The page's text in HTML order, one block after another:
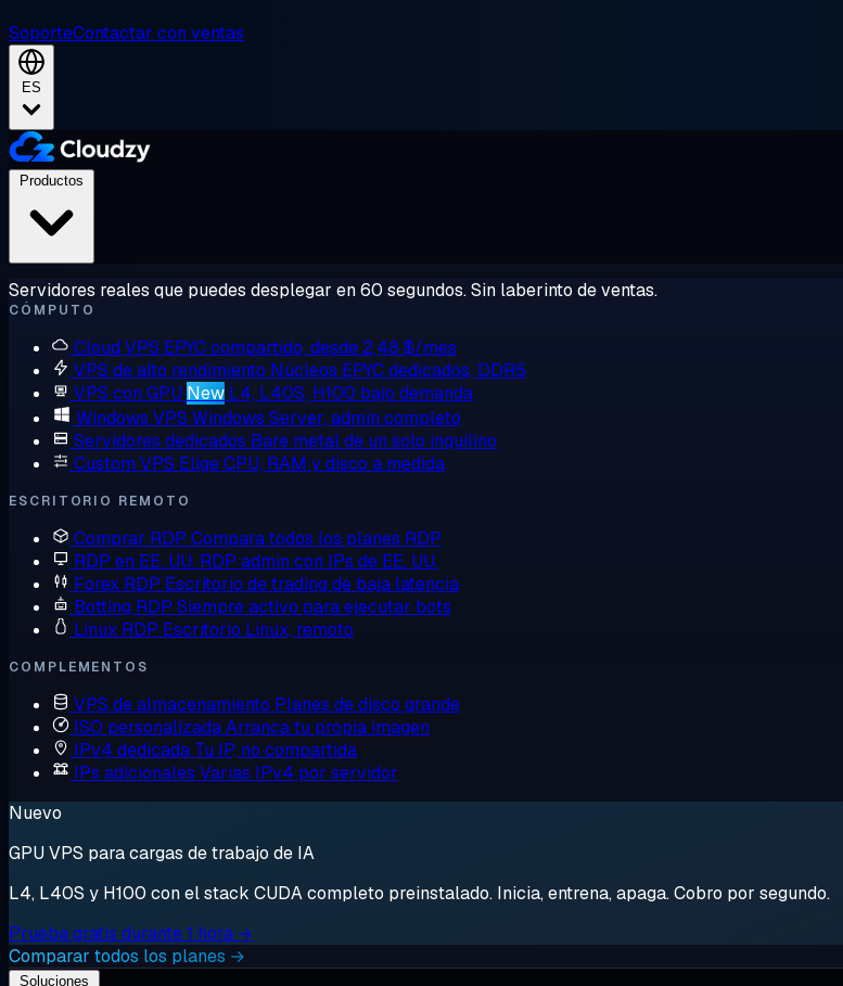
SoporteContactar con ventas
ES
Servidores reales que puedes desplegar en 60 segundos. Sin laberinto de ventas.
CÓMPUTO
Cloud VPS EPYC compartido, desde 2,48 $/mes
VPS de alto rendimiento Núcleos EPYC dedicados, DDR5
VPS con GPU New L4, L40S, H100 bajo demanda
Windows VPS Windows Server, admin completo
Servidores dedicados Bare metal de un solo inquilino
Custom VPS Elige CPU, RAM y disco a medida
ESCRITORIO REMOTO
Comprar RDP Compara todos los planes RDP
RDP en EE. UU. RDP admin con IPs de EE. UU.
Forex RDP Escritorio de trading de baja latencia
Botting RDP Siempre activo para ejecutar bots
Linux RDP Escritorio Linux, remoto
COMPLEMENTOS
VPS de almacenamiento Planes de disco grande
ISO personalizadaArranca tu propia imagen
IPv4 dedicada Tu IP, no compartida
IPs adicionales Varias IPv4 por servidor
Nuevo
GPU VPS para cargas de trabajo de IA
L4, L40S y H100 con el stack CUDA completo preinstalado. Inicia, entrena, apaga. Cobro por segundo.
Prueba gratis durante 1 hora →
Comparar todos los planes →